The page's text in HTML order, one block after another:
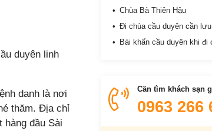
duyên linh
danh là nơi
thăm. Địa chỉ
hàng đầu Sài
Chùa Bà Thiên Hậu
Đi chùa cầu duyên cần
Bài khấn cầu duyên khi đi
Cần tìm khách sạn
0963 266